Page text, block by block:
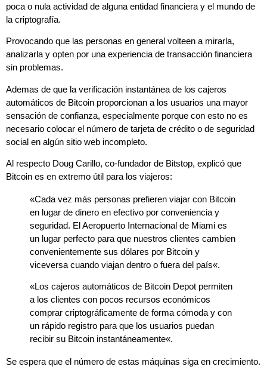
poca o nula actividad de alguna entidad financiera y el mundo de
la criptografía.
Provocando que las personas en general volteen a mirarla,
analizarla y opten por una experiencia de transacción financiera
sin problemas.
Ademas de que la verificación instantánea de los cajeros
automáticos de Bitcoin proporcionan a los usuarios una mayor
sensación de confianza, especialmente porque con esto no es
necesario colocar el número de tarjeta de crédito o de seguridad
social en algún sitio web incompleto.
Al respecto Doug Carillo, co-fundador de Bitstop, explicó que
Bitcoin es en extremo útil para los viajeros:
«Cada vez más personas prefieren viajar con Bitcoin
en lugar de dinero en efectivo por conveniencia y
seguridad. El Aeropuerto Internacional de Miami es
un lugar perfecto para que nuestros clientes cambien
convenientemente sus dólares por Bitcoin y
viceversa cuando viajan dentro o fuera del país«.
«Los cajeros automáticos de Bitcoin Depot permiten
a los clientes con pocos recursos económicos
comprar criptográficamente de forma cómoda y con
un rápido registro para que los usuarios puedan
recibir su Bitcoin instantáneamente«.
Se espera que el número de estas máquinas siga en crecimiento.